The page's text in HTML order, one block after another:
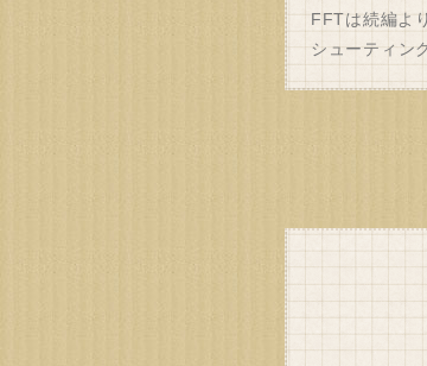
FFTは続編よ
シューティン